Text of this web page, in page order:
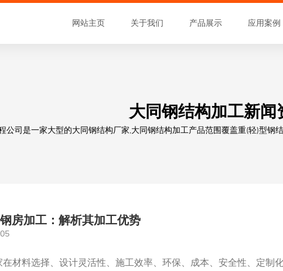
网站主页 关于我们 产品展示 应用案例
大同钢结构加工新闻
公司是一家大型的大同钢结构厂家,大同钢结构加工产品范围覆盖重(轻)型钢
房加工：解析其加工优势
材料选择、设计灵活性、施工效率、环保、成本、安全性、定